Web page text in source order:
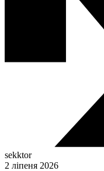
sekktor
2 ліпеня 2026